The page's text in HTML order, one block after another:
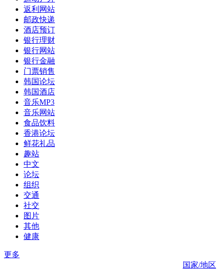
返利网站
邮政快递
酒店预订
银行理财
银行网站
银行金融
门票销售
韩国论坛
韩国酒店
音乐MP3
音乐网站
食品饮料
香港论坛
鲜花礼品
趣站
中文
论坛
组织
交通
社交
图片
其他
健康
更多
国家/地区